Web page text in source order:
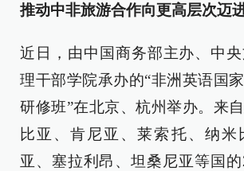
推动中非旅游合作向更高层次迈
近日，由中国商务部主办、中
理干部学院承办的“非洲英语国
研修班”在北京、杭州举办。来
比亚、肯尼亚、莱索托、纳米
亚、塞拉利昂、坦桑尼亚等国